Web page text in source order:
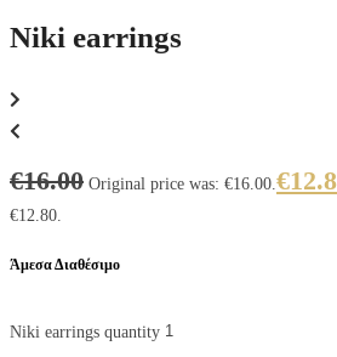
Niki earrings
€16.00 Original price was: €16.00. €
€12.80.
Άμεσα Διαθέσιμο
Niki earrings quantity